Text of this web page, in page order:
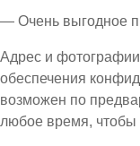
— Очень выгодное
Адрес и
обеспечения
возможен по
любое время, чтобы